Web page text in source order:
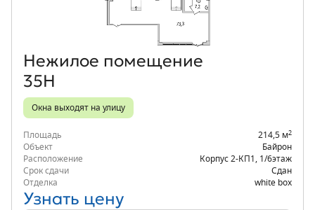
Нежилое помещение
35Н
Окна выходят на улицу
Площадь 214,5 м2
Объект
Байрон
Расположение
Корпус 2-КП1 1/6этаж
Срок сдачи
Сдан
Отделка
white box
Узнать цену